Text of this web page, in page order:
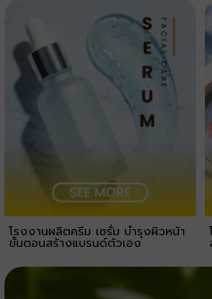
โรงงานผลิตครีม เซรั่ม บำรุงผิวหน้า
ขั้นตอนสร้างแบรนด์ตัวเอง